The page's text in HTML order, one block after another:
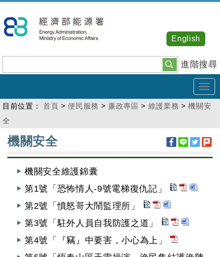
到
主
內
容
進階搜尋
English
目前位置： 首頁 >便民服務 > 廉政專區 > 維護業務 >機關安
全
:::
機關安全
機關安全維護錦囊
第1號「恐怖情人-9號電梯復仇記」
第2號「憤怒哥大鬧監理所」
第3號「駐外人員自我防護之道」
第4號「『竊』中要害，小心為上」